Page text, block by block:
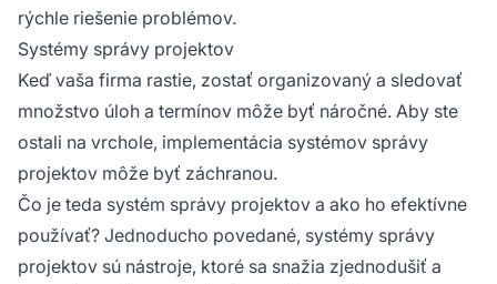
rýchle riešenie problémov.
Systémy správy projektov
Keď vaša firma rastie, zostať organizovaný a sledovať
množstvo úloh a termínov môže byť náročné. Aby ste
ostali na vrchole, implementácia systémov správy
projektov môže byť záchranou.
Čo je teda systém správy projektov a ako ho efektívne
používať? Jednoducho povedané, systémy správy
projektov sú nástroje, ktoré sa snažia zjednodušiť a